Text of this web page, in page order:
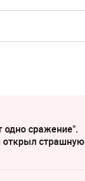
одно сражение".
открыл страшную